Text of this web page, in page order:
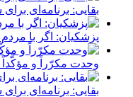
بقایی: برنامه‌ای
پزشکیان: اگر با
وحدت مکرّراً و مؤکّداً
بقایی: برنامه‌ای